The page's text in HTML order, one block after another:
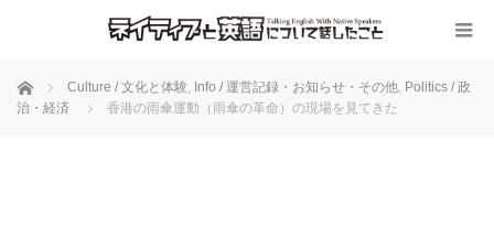
ホーム Culture / 文化と体験, Info / 運営記録・お知らせ・その他, Politics / 政
治・経済
香港の雨傘運動（雨傘の革命）の現場を見てきた